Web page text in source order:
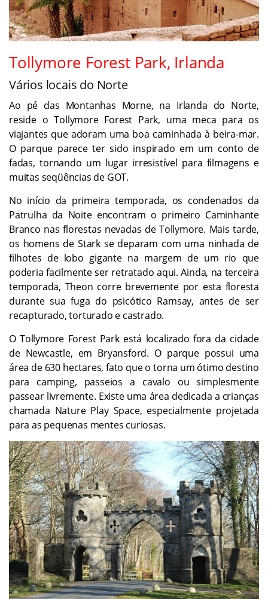
Tollymore Forest Park, Irlanda
Vários locais do Norte
Ao pé das Montanhas Morne, na Irlanda do Norte,
reside o Tollymore Forest Park, uma meca para os
viajantes que adoram uma boa caminhada à beira-mar.
O parque parece ter sido inspirado em um conto de
fadas, tornando um lugar irresistível para filmagens e
muitas seqüências de GOT.
No início da primeira temporada, os condenados da
Patrulha da Noite encontram o primeiro Caminhante
Branco nas florestas nevadas de Tollymore. Mais tarde,
os homens de Stark se deparam com uma ninhada de
filhotes de lobo gigante na margem de um rio que
poderia facilmente ser retratado aqui. Ainda, na terceira
temporada, Theon corre brevemente por esta floresta
durante sua fuga do psicótico Ramsay, antes de ser
recapturado, torturado e castrado.
O Tollymore Forest Park está localizado fora da cidade
de Newcastle, em Bryansford. O parque possui uma
área de 630 hectares, fato que o torna um ótimo destino
para camping, passeios a cavalo ou simplesmente
passear livremente. Existe uma área dedicada a crianças
chamada Nature Play Space, especialmente projetada
para as pequenas mentes curiosas.